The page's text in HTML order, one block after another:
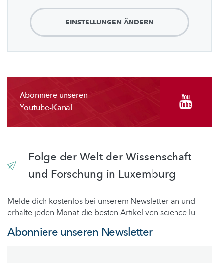
EINSTELLUNGEN ÄNDERN
Abonniere unseren
Youtube-Kanal
Folge der Welt der Wissenschaft
und Forschung in Luxemburg
Melde dich kostenlos bei unserem Newsletter an und
erhalte jeden Monat die besten Artikel von science.lu
Abonniere unseren Newsletter